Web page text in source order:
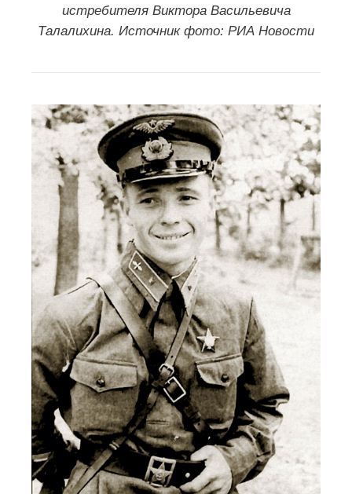
истребителя Виктора Васильевича
Талалихина. Источник фото: РИА Новости